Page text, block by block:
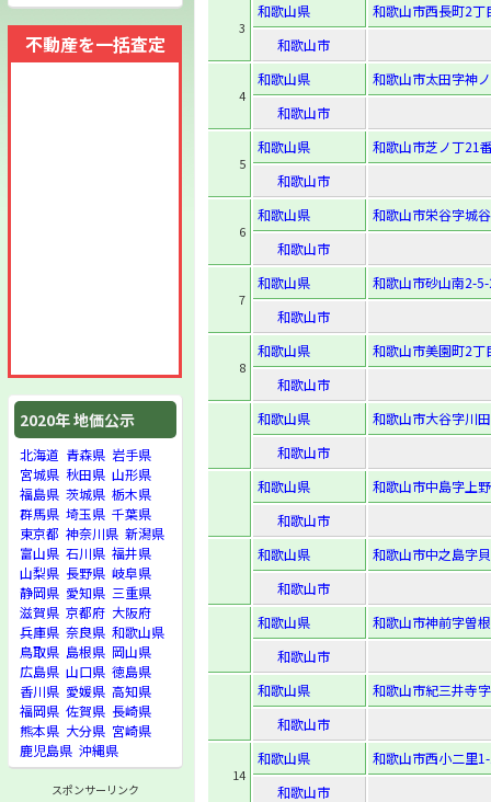
不動産を一括査定
2020年 地価公示
北海道 青森県 岩手県
宮城県 秋田県 山形県
福島県 茨城県 栃木県
群馬県 埼玉県 千葉県
東京都 神奈川県 新潟県
富山県 石川県 福井県
山梨県 長野県 岐阜県
静岡県 愛知県 三重県
滋賀県 京都府 大阪府
兵庫県 奈良県 和歌山県
鳥取県 島根県 岡山県
広島県 山口県 徳島県
香川県 愛媛県 高知県
福岡県 佐賀県 長崎県
熊本県 大分県 宮崎県
鹿児島県 沖縄県
スポンサーリンク
3
和歌山県
和歌山市西長町2丁
和歌山市
4
和歌山県
和歌山市太田字神
和歌山市
5
和歌山県
和歌山市芝ノ丁21
和歌山市
6
和歌山県
和歌山市栄谷字城
和歌山市
7
和歌山県
和歌山市砂山南2-
和歌山市
8
和歌山県
和歌山市美園町2丁
和歌山市
和歌山県
和歌山市大谷字川
和歌山市
和歌山県
和歌山市中島字上
和歌山市
和歌山県
和歌山市中之島字
和歌山市
和歌山県
和歌山市神前字曽
和歌山市
和歌山県
和歌山市紀三井寺
和歌山市
14
和歌山県
和歌山市西小二里
和歌山市